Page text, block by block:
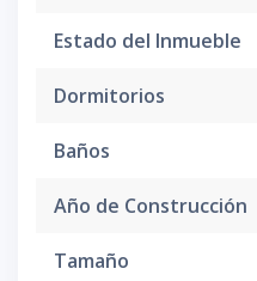
Estado del Inmueble
Dormitorios
Baños
Año de Construcción
Tamaño